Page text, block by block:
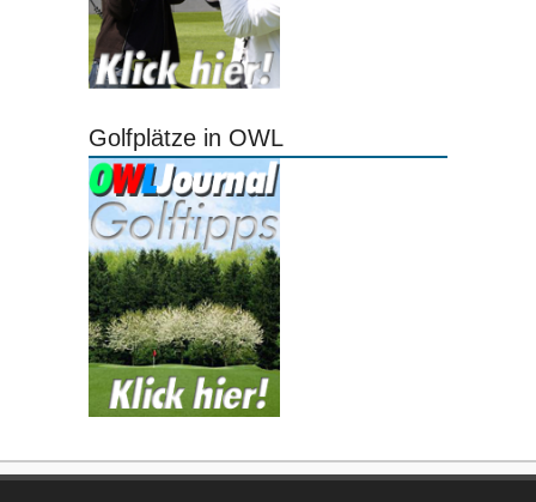
Golfplätze in OWL